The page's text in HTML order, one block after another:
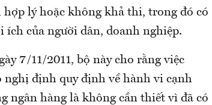
lý hoặc không khả thi, trong đó có
của người dân, doanh nghiệp.
7/11/2011, bộ này cho rằng việc
nghị định quy định về hành vi cạnh
ngân hàng là không cần thiết vì đã có